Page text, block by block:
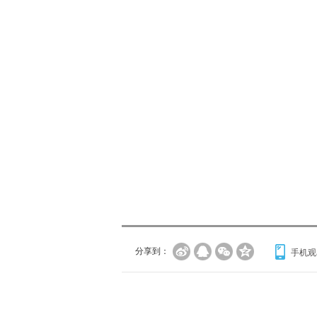
分享到： 手机